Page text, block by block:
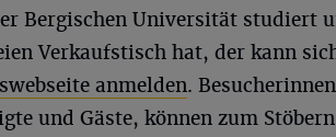
Bergischen Universität studiert
Verkaufstisch hat, der kann
anmelden.
und Gäste, können zum